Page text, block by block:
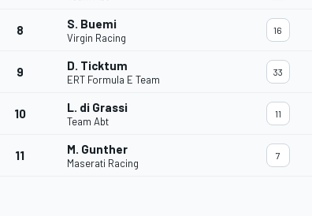
DTM
8 S. Buemi
Virgin Racing
16
9 D. Ticktum
ERT Formula E Team
33
10 L. di Grassi
Team Abt
11
11 M. Gunther
Maserati Racing
7